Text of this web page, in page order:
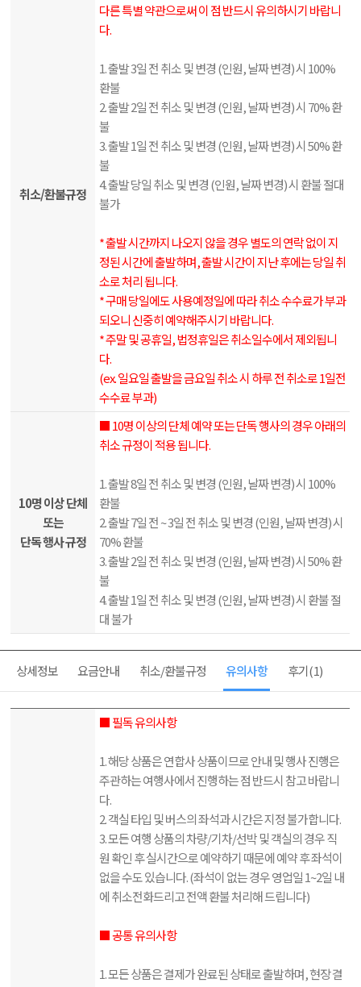
취소/환불규정
다른 특별 약관으로써 이 점 반드시 유의하시기 바랍니
다.
1. 출발 3일 전 취소 및 변경 (인원, 날짜 변경) 시 100%
환불
2. 출발 2일 전 취소 및 변경 (인원, 날짜 변경) 시 70% 환
불
3. 출발 1일 전 취소 및 변경 (인원, 날짜 변경) 시 50% 환
불
4. 출발 당일 취소 및 변경 (인원, 날짜 변경) 시 환불 절대
불가
* 출발 시간까지 나오지 않을 경우 별도의 연락 없이 지
정된 시간에 출발하며, 출발 시간이 지난 후에는 당일 취
소로 처리 됩니다.
* 구매 당일에도 사용예정일에 따라 취소 수수료가 부과
되오니 신중히 예약해주시기 바랍니다.
* 주말 및 공휴일, 법정휴일은 취소일수에서 제외됩니
다.
(ex. 일요일 출발을 금요일 취소 시 하루 전 취소로 1일전
수수료 부과)
10명 이상 단체
또는
단독 행사 규정
■ 10명 이상의 단체 예약 또는 단독 행사의 경우 아래의
취소 규정이 적용 됩니다.
1. 출발 8일 전 취소 및 변경 (인원, 날짜 변경) 시 100%
환불
2. 출발 7일 전 ~ 3일 전 취소 및 변경 (인원, 날짜 변경) 시
70% 환불
3. 출발 2일 전 취소 및 변경 (인원, 날짜 변경) 시 50% 환
불
4. 출발 1일 전 취소 및 변경 (인원, 날짜 변경) 시 환불 절
대 불가
상세정보 요금안내 취소/환불규정 유의사항 후기(1)
■ 필독 유의사항
1. 해당 상품은 연합사 상품이므로 안내 및 행사 진행은
주관하는 여행사에서 진행하는 점 반드시 참고 바랍니
다.
2. 객실 타입 및 버스의 좌석과 시간은 지정 불가합니다.
3. 모든 여행 상품의 차량/기차/선박 및 객실의 경우 직
원 확인 후 실시간으로 예약하기 때문에 예약 후 좌석이
없을 수도 있습니다. (좌석이 없는 경우 영업일 1~2일 내
에 취소전화드리고 전액 환불 처리해 드립니다)
■ 공통 유의사항
1. 모든 상품은 결제가 완료된 상태로 출발하며, 현장 결